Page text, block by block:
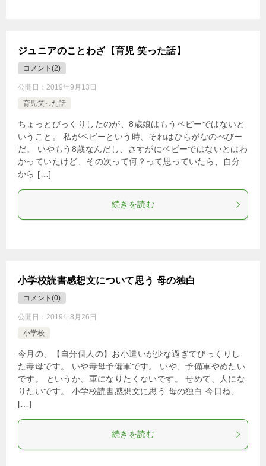
ジュニアのことわざ【育児 笑った話】
コメント(2)
公開日： 2019年9月13日
育児笑った話
ちょっとびっくりしたのが、8歳娘はもうベビーではないと
いうこと。 私がベビーという時、それはひらがなのべびー
だ。 いやもう8歳なんだし、さすがにベビーではないとはわ
かっていたけど、その次って何？って思っていたら、自分
から […]
続きを読む
小学校読書感想文について思う 母の独白
コメント(0)
公開日： 2019年8月26日
小学校
今月の、【自分個人の】お小遣いが少な過ぎてびっくりし
た毒母です。 いや毒母予備軍です。 いや、予備軍やめたい
です。 というか、軍になりたくないです。 せめて、人にな
りたいです。 小学校読書感想文に思う 母の独白 今日ね、
[…]
続きを読む